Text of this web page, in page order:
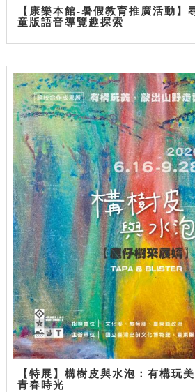
【康樂本館-暑假教育推廣活動
童版語音導覽趣探索
【特展】構樹皮與水泡：有構玩
青春時光